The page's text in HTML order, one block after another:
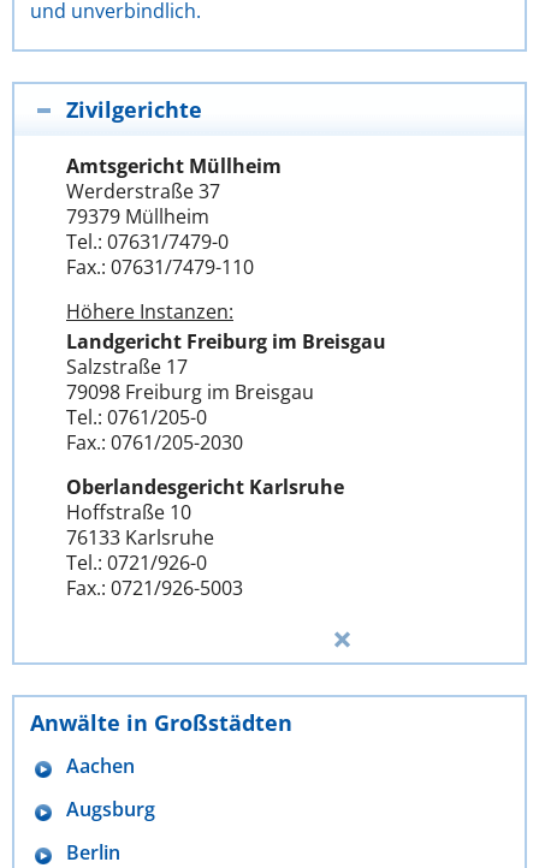
und unverbindlich.
Zivilgerichte
Amtsgericht Müllheim
Werderstraße 37
79379 Müllheim
Tel.: 07631/7479-0
Fax.: 07631/7479-110
Höhere Instanzen:
Landgericht Freiburg im Breisgau
Salzstraße 17
79098 Freiburg im Breisgau
Tel.: 0761/205-0
Fax.: 0761/205-2030
Oberlandesgericht Karlsruhe
Hoffstraße 10
76133 Karlsruhe
Tel.: 0721/926-0
Fax.: 0721/926-5003
Anwälte in Großstädten
Aachen
Augsburg
Berlin